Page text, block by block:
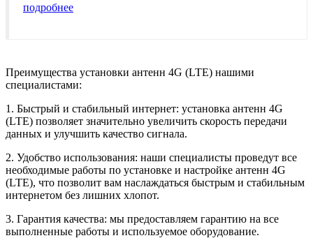
подробнее
Преимущества установки антенн 4G (LTE) нашими
специалистами:
1. Быстрый и стабильный интернет: установка антенн 4G
(LTE) позволяет значительно увеличить скорость передачи
данных и улучшить качество сигнала.
2. Удобство использования: наши специалисты проведут все
необходимые работы по установке и настройке антенн 4G
(LTE), что позволит вам наслаждаться быстрым и стабильным
интернетом без лишних хлопот.
3. Гарантия качества: мы предоставляем гарантию на все
выполненные работы и используемое оборудование.